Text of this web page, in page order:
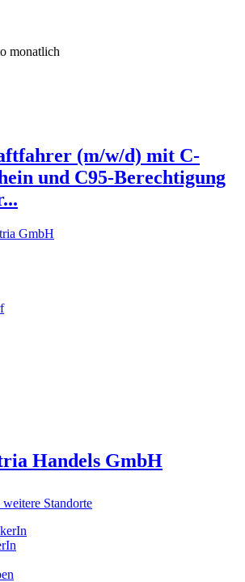
monatlich
(m/w/d) mit C-
und C95-Berechtigung
GmbH
Handels GmbH
Standorte